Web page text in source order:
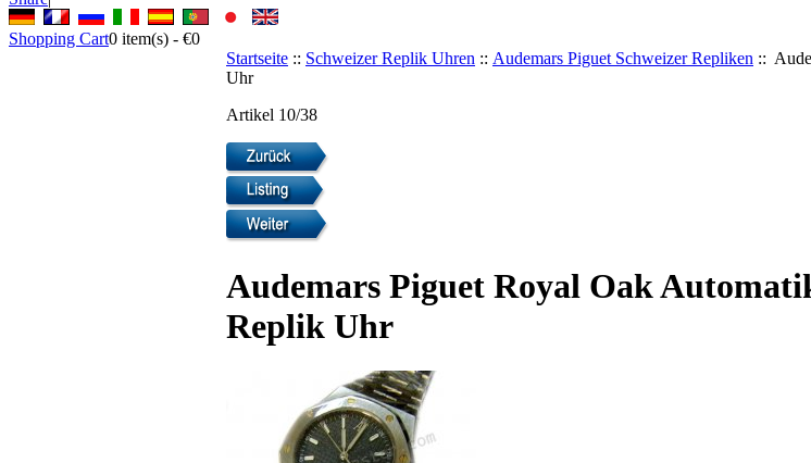
Shopping Cart0 item(s) - €0
Startseite :: Schweizer Replik Uhren :: Audemars Piguet Schweizer Repliken ::
Uhr
Artikel 10/38
Audemars Piguet Royal Oak
Replik Uhr